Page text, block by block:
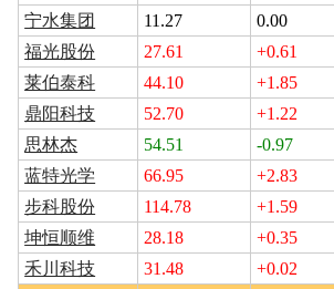
宁水集团
11.27 0.00
福光股份
27.61 +0.61
莱伯泰科
44.10 +1.85
鼎阳科技
52.70 +1.22
思林杰
54.51 -0.97
蓝特光学
66.95 +2.83
步科股份
114.78 +1.59
坤恒顺维
28.18 +0.35
禾川科技
31.48 +0.02